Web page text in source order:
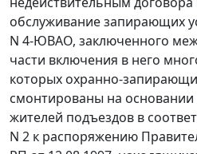
обслуживание запирающих
N 4-ЮВАО, заключенного
части включения в него
которых охранно-
смонтированы на
жителей подъездов в
N 2 к распоряжению